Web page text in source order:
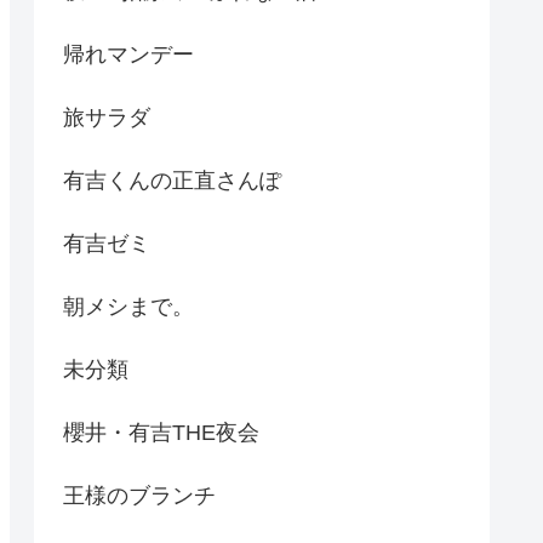
帰れマンデー
旅サラダ
有吉くんの正直さんぽ
有吉ゼミ
朝メシまで。
未分類
櫻井・有吉THE夜会
王様のブランチ